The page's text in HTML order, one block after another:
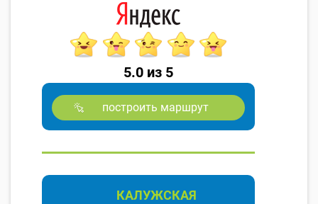
5.0 из 5
построить маршрут
КАЛУЖСКАЯ